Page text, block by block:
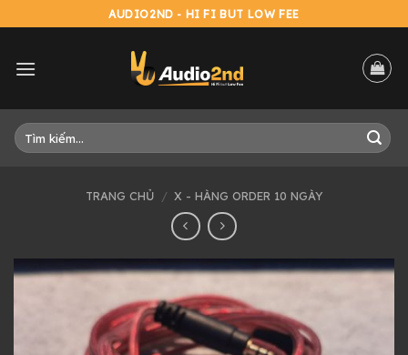
to
AUDIO2ND - HI FI BUT LOW FEE
Tìm
kiếm:
TRANG CHỦ / X - HÀNG ORDER 10 NGÀY